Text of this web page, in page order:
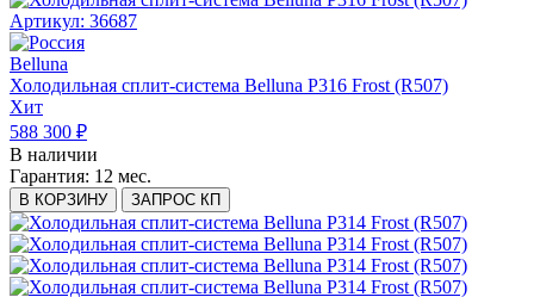
Артикул: 36687
Belluna
Холодильная сплит-система Belluna P316 Frost (R507)
Хит
588 300 ₽
В наличии
Гарантия: 12 мес.
В КОРЗИНУ ЗАПРОС КП